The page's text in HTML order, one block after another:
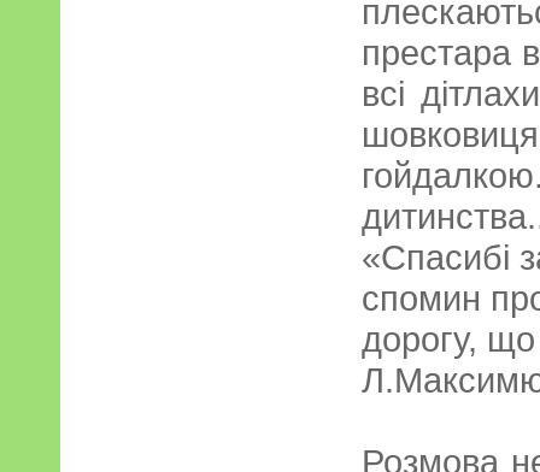
престара
всі
«Спасибі
спомин
дорогу,
Розмова